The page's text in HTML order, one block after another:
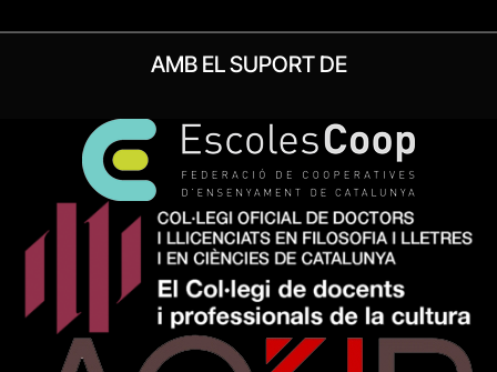
AMB EL SUPORT DE